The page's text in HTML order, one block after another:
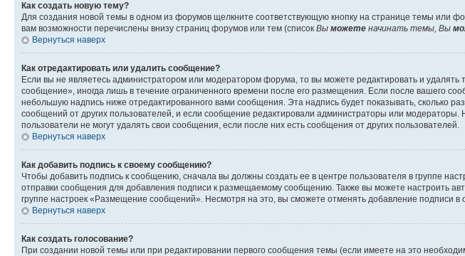
Как создать новую тему?
Для создания новой темы в одном из форумов щелкните соответствующую кнопку на странице темы или
вам возможности перечислены внизу страниц форумов или тем (список Вы можете начинать темы, Вы
Вернуться наверх
Как отредактировать или удалить сообщение?
Если вы не являетесь администратором или модератором форума, то вы можете редактировать и
сообщение», иногда лишь в течение ограниченного времени после его размещения. Если после вашего
небольшую надпись ниже отредактированного вами сообщения. Эта надпись будет показывать, сколько
сообщений от других пользователей, и если сообщение редактировали администраторы или
пользователи не могут удалять свои сообщения, если после них есть сообщения от других пользователей.
Вернуться наверх
Как добавить подпись к своему сообщению?
Чтобы добавить подпись к сообщению, сначала вы должны создать ее в центре пользователя в группе
отправки сообщения для добавления подписи к размещаемому сообщению. Также вы можете настроить
группе настроек «Размещение сообщений». Несмотря на это, вы сможете отменять добавление
Вернуться наверх
Как создать голосование?
При создании новой темы или при редактировании первого сообщения темы (если имеете на это